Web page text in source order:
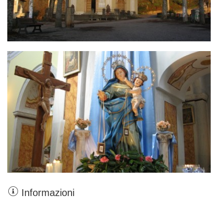
Informazioni